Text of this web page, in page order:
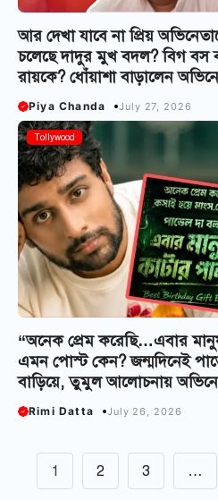
আর দেখা যাবে না প্রিয়
চলেছে দাদুর মুখ বদল? বিগ বস
রায়কে? ধোঁয়াশা বাড়ালেন
Piya Chanda July 27, 2026
Tollywood
“অনেক প্রেম করেছি…এবার
এমন পোস্ট কেন? জন্মদিনেই
বাড়িয়ে, তুমুল আলোচনায়
Rimi Datta July 26, 2026
1 2 3 …